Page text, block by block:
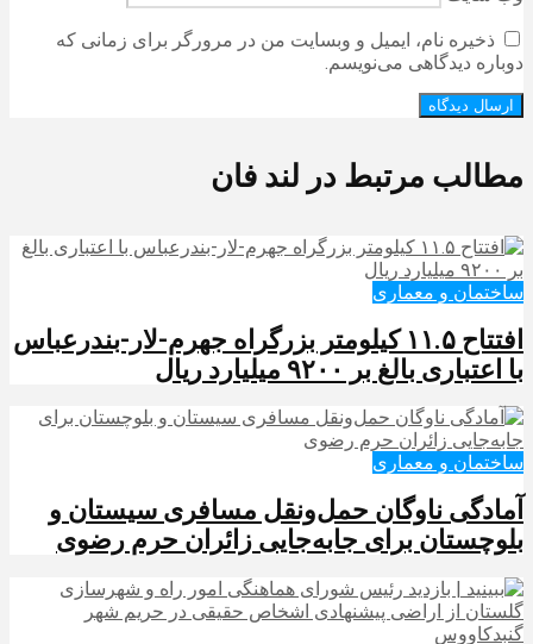
ذخیره نام، ایمیل و وبسایت من در مرورگر برای زمانی که
دوباره دیدگاهی می‌نویسم.
مطالب مرتبط در لند فان
ساختمان و معماری
افتتاح ۱۱.۵ کیلومتر بزرگراه جهرم-لار-بندرعباس
با اعتباری بالغ بر ۹۲۰۰ میلیارد ریال
ساختمان و معماری
آمادگی ناوگان حمل‌ونقل مسافری سیستان و
بلوچستان برای جابه‌جایی زائران حرم رضوی